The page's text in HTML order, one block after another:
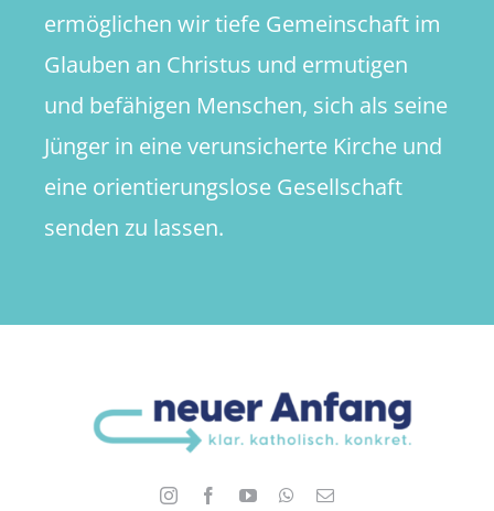
ermöglichen wir tiefe Gemeinschaft im
Glauben an Christus und ermutigen
und befähigen Menschen, sich als seine
Jünger in eine verunsicherte Kirche und
eine orientierungslose Gesellschaft
senden zu lassen.